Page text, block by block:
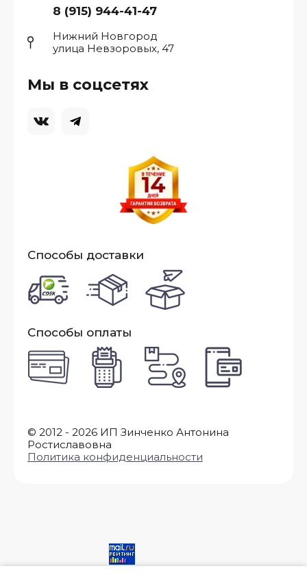
© 2012 - 2026 ИП Зинченко Антонина
Ростиславовна
Политика конфиденциальности
8 (915) 944-41-47
Нижний Новгород
улица Невзоровых, 47
Мы в соцсетях
Способы доставки
Способы оплаты